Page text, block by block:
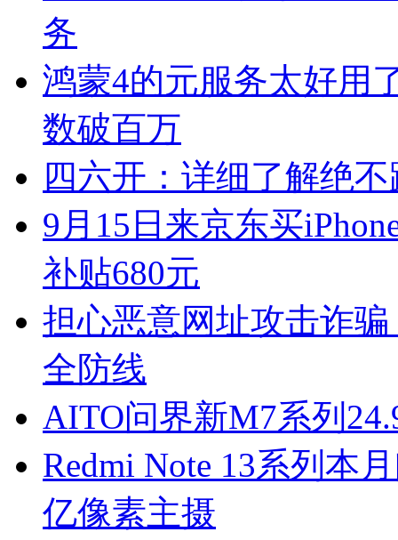
务
鸿蒙4的元服务太好用
数破百万
四六开：详细了解绝
9月15日来京东买
补贴680元
担心恶意网址攻击诈
全防线
AITO问界新M7系列
Redmi Note 13系列本
亿像素主摄